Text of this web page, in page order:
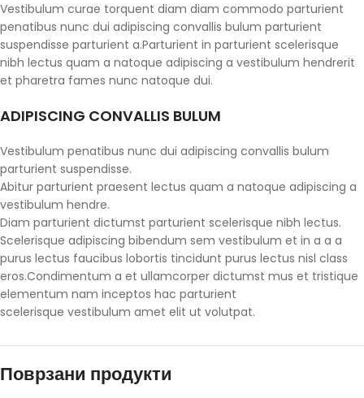
Vestibulum curae torquent diam diam commodo parturient
penatibus nunc dui adipiscing convallis bulum parturient
suspendisse parturient a.Parturient in parturient scelerisque
nibh lectus quam a natoque adipiscing a vestibulum hendrerit
et pharetra fames nunc natoque dui.
ADIPISCING CONVALLIS BULUM
Vestibulum penatibus nunc dui adipiscing convallis bulum
parturient suspendisse.
Abitur parturient praesent lectus quam a natoque adipiscing a
vestibulum hendre.
Diam parturient dictumst parturient scelerisque nibh lectus.
Scelerisque adipiscing bibendum sem vestibulum et in a a a
purus lectus faucibus lobortis tincidunt purus lectus nisl class
eros.Condimentum a et ullamcorper dictumst mus et tristique
elementum nam inceptos hac parturient
scelerisque vestibulum amet elit ut volutpat.
Поврзани продукти